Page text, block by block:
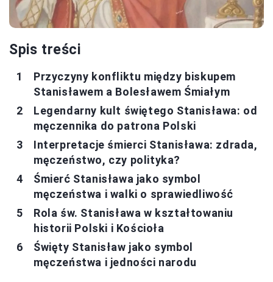
Spis treści
Przyczyny konfliktu między biskupem
Stanisławem a Bolesławem Śmiałym
Legendarny kult świętego Stanisława: od
męczennika do patrona Polski
Interpretacje śmierci Stanisława: zdrada,
męczeństwo, czy polityka?
Śmierć Stanisława jako symbol
męczeństwa i walki o sprawiedliwość
Rola św. Stanisława w kształtowaniu
historii Polski i Kościoła
Święty Stanisław jako symbol
męczeństwa i jedności narodu